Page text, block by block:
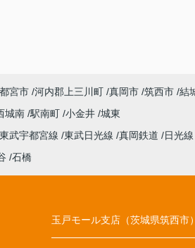
宮市 河内郡上三川町 真岡市 筑西市 結
城南 駅南町 小金井 城東
東武宇都宮線 東武日光線 真岡鉄道
日光
石橋
玉戸モール支店（茨城県筑西市